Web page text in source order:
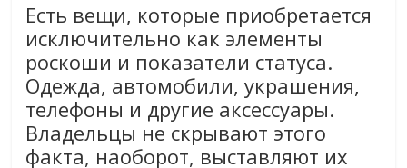
Есть вещи, которые приобретается
исключительно как элементы
роскоши и показатели статуса.
Одежда, автомобили, украшения,
телефоны и другие аксессуары.
Владельцы не скрывают этого
факта, наоборот, выставляют их